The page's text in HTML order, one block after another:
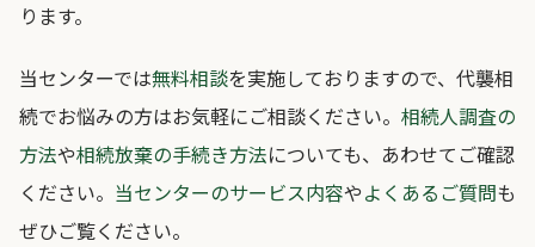
ります。
当センターでは無料相談を実施しておりますので、代襲相
続でお悩みの方はお気軽にご相談ください。 相続人調査の
方法や相続放棄の手続き方法についても、あわせてご確認
ください。 当センターのサービス内容やよくあるご質問も
ぜひご覧ください。